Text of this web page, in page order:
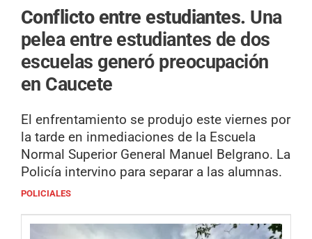
Conflicto entre estudiantes. Una
pelea entre estudiantes de dos
escuelas generó preocupación
en Caucete
El enfrentamiento se produjo este viernes por
la tarde en inmediaciones de la Escuela
Normal Superior General Manuel Belgrano. La
Policía intervino para separar a las alumnas.
POLICIALES